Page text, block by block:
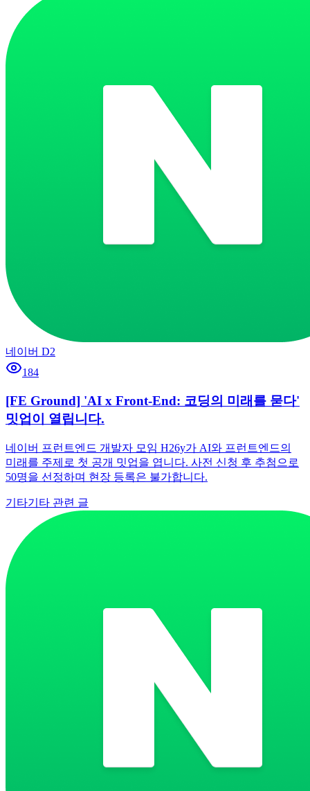
네이버 D2
184
[FE Ground] 'AI x Front-End: 코딩의 미래를 묻다'
밋업이 열립니다.
네이버 프런트엔드 개발자 모임 H26y가 AI와 프런트엔드의
미래를 주제로 첫 공개 밋업을 엽니다. 사전 신청 후 추첨으로
50명을 선정하며 현장 등록은 불가합니다.
기타기타 관련 글